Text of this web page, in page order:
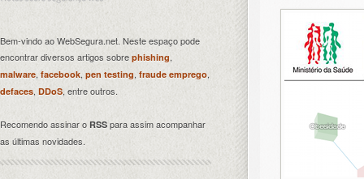
Bem-vindo ao WebSegura.net. Neste espaço pode
encontrar diversos artigos sobre phishing,
malware, facebook, pen testing fraude emprego,
defaces, DDoS, entre outros.
Recomendo assinar o RSS para assim acompanhar
as últimas novidades.